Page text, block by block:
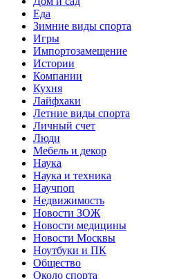
Еда
Зимние виды спорта
Игры
Импортозамещение
Истории
Компании
Кухня
Лайфхаки
Летние виды спорта
Личный счет
Люди
Мебель и декор
Наука
Наука и техника
Научпоп
Недвижимость
Новости ЗОЖ
Новости медицины
Новости Москвы
Ноутбуки и ПК
Общество
Около спорта